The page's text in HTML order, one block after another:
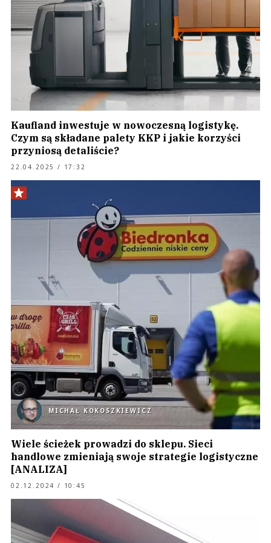
Kaufland inwestuje w nowoczesną logistykę.
Czym są składane palety KKP i jakie korzyści
przyniosą detaliście?
22.04.2025 / 17:32
MICHAŁ KOKOSZKIEWICZ
Wiele ścieżek prowadzi do sklepu. Sieci
handlowe zmieniają swoje strategie logistyczne
[ANALIZA]
02.12.2024 / 10:45